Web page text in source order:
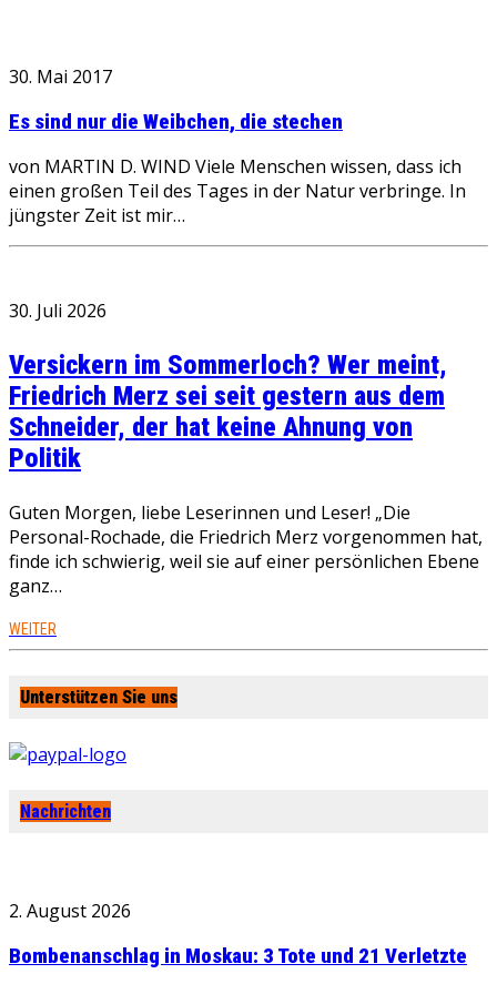
30. Mai 2017
Es sind nur die Weibchen, die stechen
von MARTIN D. WIND Viele Menschen wissen, dass ich
einen großen Teil des Tages in der Natur verbringe. In
jüngster Zeit ist mir…
30. Juli 2026
Versickern im Sommerloch? Wer meint,
Friedrich Merz sei seit gestern aus dem
Schneider, der hat keine Ahnung von
Politik
Guten Morgen, liebe Leserinnen und Leser! „Die
Personal-Rochade, die Friedrich Merz vorgenommen hat,
finde ich schwierig, weil sie auf einer persönlichen Ebene
ganz…
WEITER
Unterstützen Sie uns
Nachrichten
2. August 2026
Bombenanschlag in Moskau: 3 Tote und 21 Verletzte